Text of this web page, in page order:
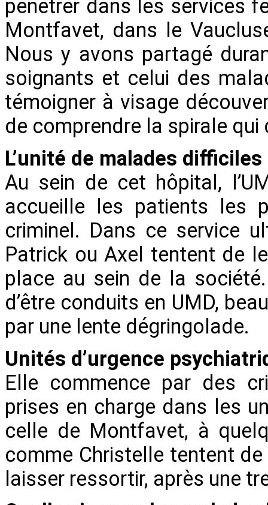
pénétrer dans les services
Montfavet, dans le
Nous y avons partagé
soignants et celui des
témoigner à visage
de comprendre la spirale
L’unité de malades difficiles
Au sein de cet hôpital,
accueille les patients les
criminel. Dans ce service
Patrick ou Axel tentent de
place au sein de la
d’être conduits en UMD,
par une lente dégringolade.
Unités d’urgence
Elle commence par des
prises en charge dans les
celle de Montfavet, à
comme Christelle tentent
laisser ressortir, après une